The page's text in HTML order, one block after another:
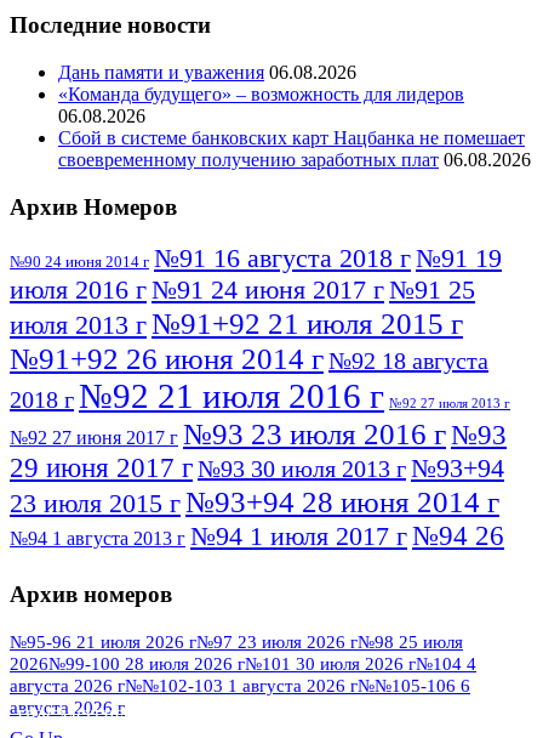
Последние новости
Дань памяти и уважения 06.08.2026
«Команда будущего» – возможность для лидеров
06.08.2026
Сбой в системе банковских карт Нацбанка не помешает
своевременному получению заработных плат 06.08.2026
Архив Номеров
№90 24 июня 2014 г №91 16 августа 2018 г№91 19
июля 2016 г№91 24 июня 2017 г№91 25
июля 2013 г№91+92 21 июля 2015 г
№91+92 26 июня 2014 г№92 18 августа
2018 г№92 21 июля 2016 г №92 27 июля 2013 г
№92 27 июня 2017 г №93 23 июля 2016 г№93
29 июня 2017 г№93 30 июля 2013 г№93+94
23 июля 2015 г№93+94 28 июня 2014 г
№94 1 августа 2013 г №94 1 июля 2017 г№94 26
№95 7 августа 2012 г
№95 28 июля 2016 г№95+96 3 августа
2013 г№96 6 июля 2017 г№96 9 августа
2012 г №96 28 июля 2015 г
Архив номеров
№95-96 21 июля 2026 г№97 23 июля 2026 г№98 25 июля
2026№99-100 28 июля 2026 г№101 30 июля 2026 г№104 4
августа 2026 г№№102-103 1 августа 2026 г№№105-106 6
августа 2026 г
ПОСМОТРЕТЬ ВСЕ